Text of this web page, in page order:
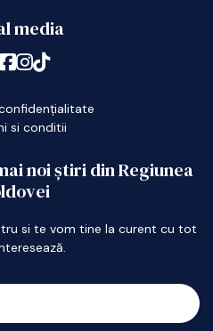
media
si conditii
noi știri din Regiunea
si te vom tine la curent cu tot